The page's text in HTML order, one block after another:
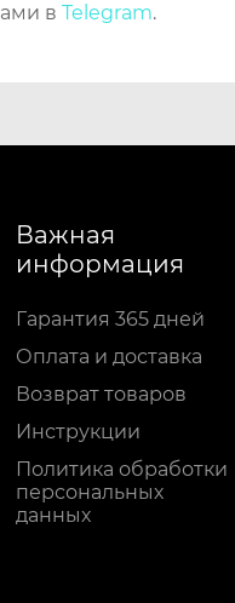
в Telegram.
Важная
информация
Гарантия 365 дней
Оплата и доставка
Возврат товаров
Инструкции
Политика обработки
персональных
данных